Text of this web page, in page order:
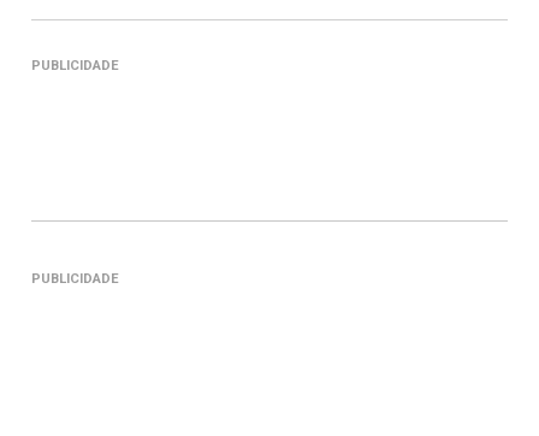
PUBLICIDADE
PUBLICIDADE